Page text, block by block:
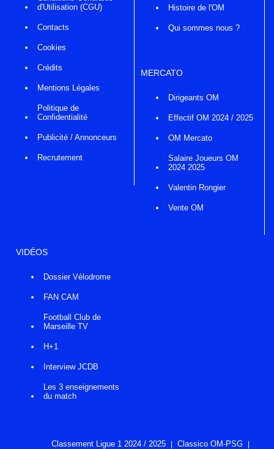
d'Utilisation (CGU)
Contacts
Cookies
Crédits
Mentions Légales
Politique de
Confidentialité
Publicité / Annonceurs
Recrutement
Histoire de l'OM
Qui sommes nous ?
MERCATO
Dirigeants OM
Effectif OM 2024 / 2025
OM Mercato
Salaire Joueurs OM
2024 2025
Valentin Rongier
Vente OM
VIDÉOS
Dossier Vélodrome
FAN CAM
Football Club de
Marseille TV
H+1
Interview JCDB
Les 3 enseignements
du match
Classement Ligue 1 2024 / 2025 Classico OM-PSG